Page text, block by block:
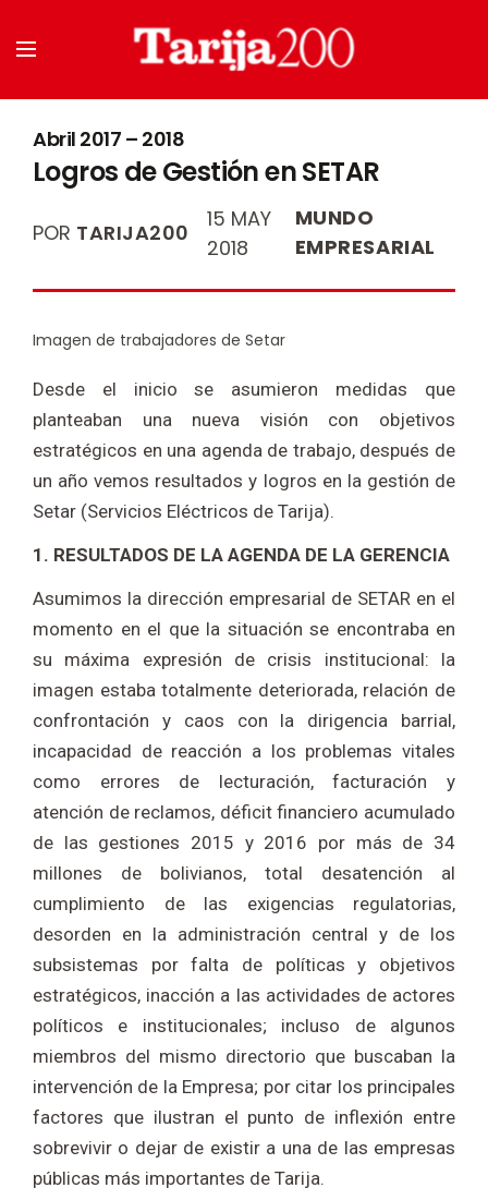
Abril 2017 – 2018
Logros de Gestión en SETAR
POR TARIJA200
15 MAY
2018
MUNDO
EMPRESARIAL
Imagen de trabajadores de Setar
Desde el inicio se asumieron medidas que
planteaban una nueva visión con objetivos
estratégicos en una agenda de trabajo, después de
un año vemos resultados y logros en la gestión de
Setar (Servicios Eléctricos de Tarija).
1. RESULTADOS DE LA AGENDA DE LA GERENCIA
Asumimos la dirección empresarial de SETAR en el
momento en el que la situación se encontraba en
su máxima expresión de crisis institucional: la
imagen estaba totalmente deteriorada, relación de
confrontación y caos con la dirigencia barrial,
incapacidad de reacción a los problemas vitales
como errores de lecturación, facturación y
atención de reclamos, déficit financiero acumulado
de las gestiones 2015 y 2016 por más de 34
millones de bolivianos, total desatención al
cumplimiento de las exigencias regulatorias,
desorden en la administración central y de los
subsistemas por falta de políticas y objetivos
estratégicos, inacción a las actividades de actores
políticos e institucionales; incluso de algunos
miembros del mismo directorio que buscaban la
intervención de la Empresa; por citar los principales
factores que ilustran el punto de inflexión entre
sobrevivir o dejar de existir a una de las empresas
públicas más importantes de Tarija.